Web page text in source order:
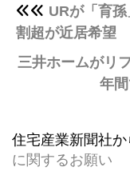
URが「育
割超が近居希望
三井ホームがリ
年
住宅産業新聞社か
に関するお願い